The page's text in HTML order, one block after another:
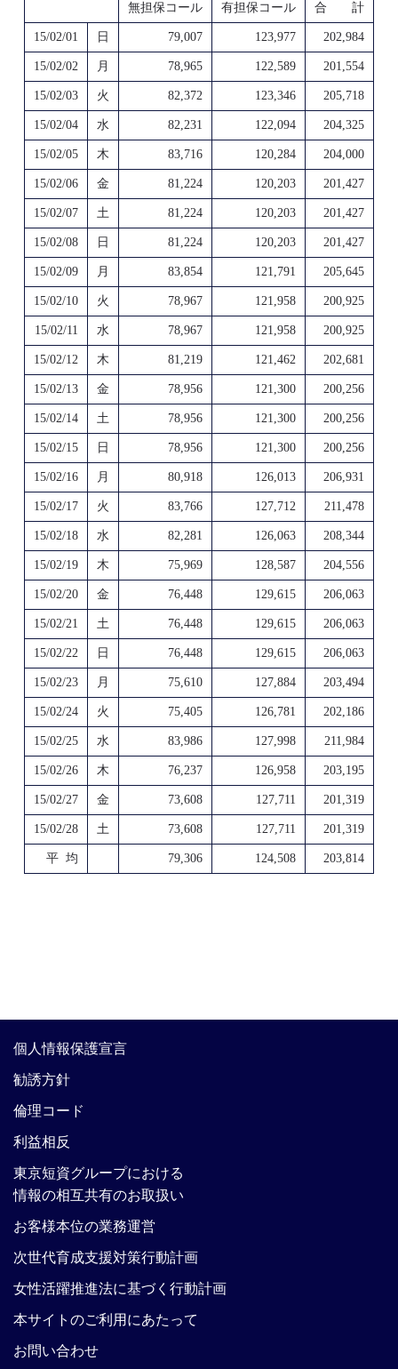
無担保コール 有担保コール 合 計
15/02/01 日 79,007 123,977 202,984
15/02/02 月 78,965 122,589 201,554
15/02/03 火 82,372 123,346 205,718
15/02/04 水 82,231 122,094 204,325
15/02/05 木 83,716 120,284 204,000
15/02/06 金 81,224 120,203 201,427
15/02/07 土 81,224 120,203 201,427
15/02/08 日 81,224 120,203 201,427
15/02/09 月 83,854 121,791 205,645
15/02/10 火 78,967 121,958 200,925
15/02/11 水 78,967 121,958 200,925
15/02/12 木 81,219 121,462 202,681
15/02/13 金 78,956 121,300 200,256
15/02/14 土 78,956 121,300 200,256
15/02/15 日 78,956 121,300 200,256
15/02/16 月 80,918 126,013 206,931
15/02/17 火 83,766 127,712 211,478
15/02/18 水 82,281 126,063 208,344
15/02/19 木 75,969 128,587 204,556
15/02/20 金 76,448 129,615 206,063
15/02/21 土 76,448 129,615 206,063
15/02/22 日 76,448 129,615 206,063
15/02/23 月 75,610 127,884 203,494
15/02/24 火 75,405 126,781 202,186
15/02/25 水 83,986 127,998 211,984
15/02/26 木 76,237 126,958 203,195
15/02/27 金 73,608 127,711 201,319
15/02/28 土 73,608 127,711 201,319
平 均 79,306 124,508 203,814
個人情報保護宣言
勧誘方針
倫理コード
利益相反
東京短資グループにおける
情報の相互共有のお取扱い
お客様本位の業務運営
次世代育成支援対策行動計画
女性活躍推進法に基づく行動計画
本サイトのご利用にあたって
お問い合わせ